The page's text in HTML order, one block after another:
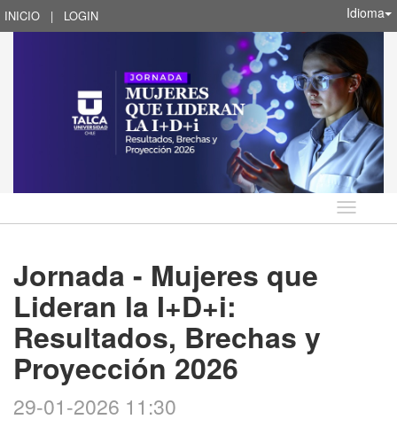
INICIO | LOGIN Idioma
Idioma
Jornada - Mujeres que
Lideran la I+D+i:
Resultados, Brechas y
Proyección 2026
29-01-2026 11:30